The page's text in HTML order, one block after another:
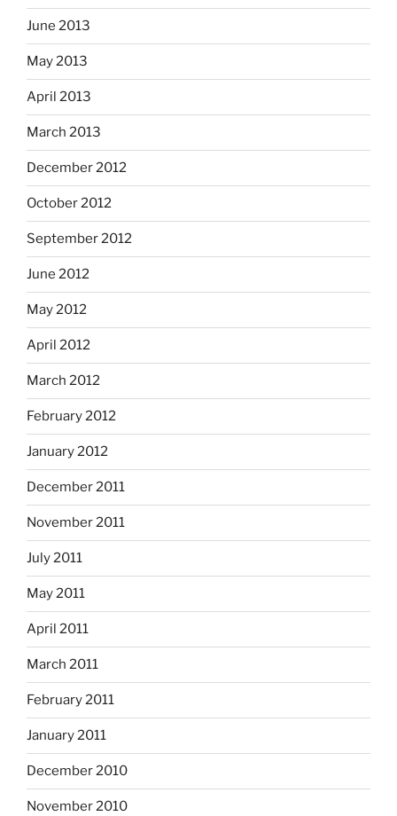
June 2013
May 2013
April 2013
March 2013
December 2012
October 2012
September 2012
June 2012
May 2012
April 2012
March 2012
February 2012
January 2012
December 2011
November 2011
July 2011
May 2011
April 2011
March 2011
February 2011
January 2011
December 2010
November 2010